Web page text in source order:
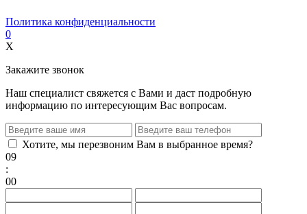
Политика конфиденциальности
0
X
Закажите звонок
Наш специалист свяжется с Вами и даст подробную
информацию по интересующим Вас вопросам.
Хотите, мы перезвоним Вам в выбранное время?
09
:
00